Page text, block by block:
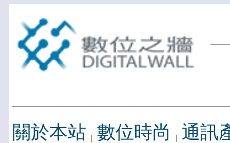
關於本站 數位時尚
通訊